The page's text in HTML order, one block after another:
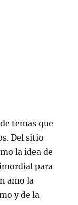
temas que
Del sitio
la idea de
para
amo la
y de la